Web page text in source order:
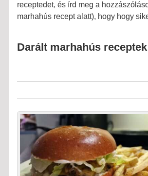
receptedet, és írd meg a
marhahús recept alatt), hogy hogy
Darált marhahús receptek